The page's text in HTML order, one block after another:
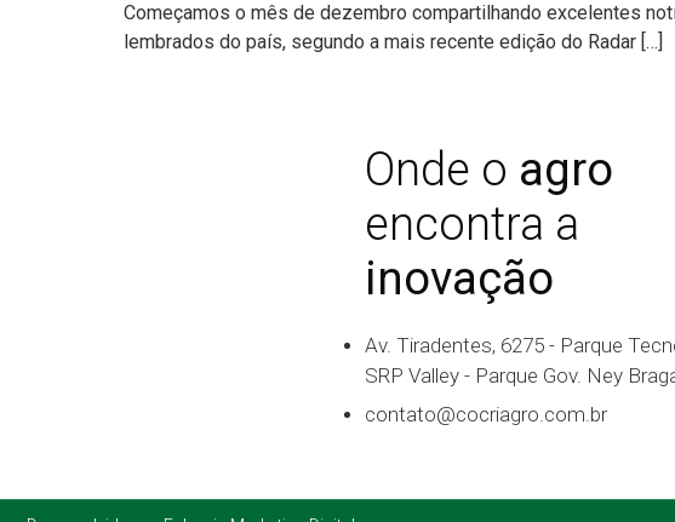
Começamos o mês de dezembro compartilhando excelentes
lembrados do país, segundo a mais recente edição do Radar […]
Onde o agro
encontra a
inovação
Av. Tiradentes, 6275 - Parque
SRP Valley - Parque Gov. Ney
contato@cocriagro.com.br